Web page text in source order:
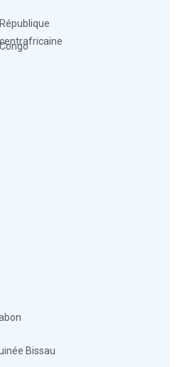
République
centrafricaine
Congo
Bissau